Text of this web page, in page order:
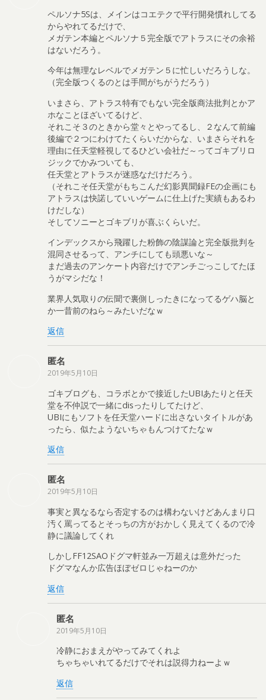
ペルソナ5Sは、メインはコエテクで平行開発慣れしてる
からやれてるだけで、
メガテン本編とペルソナ５完全版でアトラスにその余裕
はないだろう。
今年は無理なレベルでメガテン５に忙しいだろうしな。
（完全版つくるのとは手間がちがうだろう）
いまさら、アトラス特有でもない完全版商法批判とかア
ホなことほざいてるけど、
それこそ３のときから堂々とやってるし、２なんて前編
後編で２つにわけてたくらいだからな、いまさらそれを
理由に任天堂軽視してるひどい会社だ～ってゴキブリロ
ジックでかみついても、
任天堂とアトラスが迷惑なだけだろう。
（それこそ任天堂がもちこんだ幻影異聞録FEの企画にも
アトラスは快諾していいゲームに仕上げた実績もあるわ
けだしな）
そしてソニーとゴキブリが喜ぶくらいだ。
インデックスから飛躍した粉飾の陰謀論と完全版批判を
混同させるって、アンチにしても頭悪いな～
まだ過去のアンケート内容だけでアンチごっこしてたほ
うがマシだな！
業界人気取りの伝聞で裏側しったきになってるゲハ脳と
か一昔前のねら～みたいだなｗ
返信
匿名
2019年5月10日
ゴキブログも、コラボとかで接近したUBIあたりと任天
堂を不仲説で一緒にdisったりしてたけど、
UBIにもソフトを任天堂ハードに出さないタイトルがあ
ったら、似たようないちゃもんつけてたなｗ
返信
匿名
2019年5月10日
事実と異なるなら否定するのは構わないけどあんまり口
汚く罵ってるとそっちの方がおかしく見えてくるので冷
静に議論してくれ
しかしFF12SAOドグマ軒並み一万超えは意外だった
ドグマなんか広告ほぼゼロじゃねーのか
返信
匿名
2019年5月10日
冷静におまえがやってみてくれよ
ちゃちゃいれてるだけでそれは説得力ねーよｗ
返信